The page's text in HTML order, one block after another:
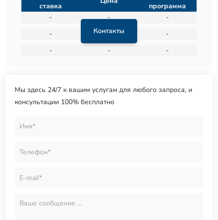
Контакты
ставка
программа
-
-
-
-
-
-
-
- -
Мы здесь 24/7 к вашим услугам для любого запроса, и
консультации 100% бесплатно